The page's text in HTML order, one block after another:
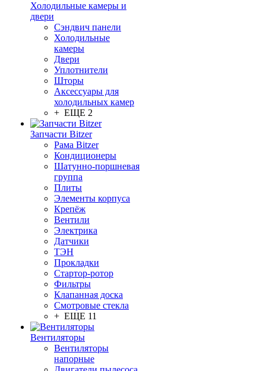
Холодильные камеры и
двери
Сэндвич панели
Холодильные
камеры
Двери
Уплотнители
Шторы
Аксессуары для
холодильных камер
+ ЕЩЕ 2
Запчасти Bitzer
Рама Bitzer
Кондиционеры
Шатунно-поршневая
группа
Плиты
Элементы корпуса
Крепёж
Вентили
Электрика
Датчики
ТЭН
Прокладки
Стартор-ротор
Фильтры
Клапанная доска
Смотровые стекла
+ ЕЩЕ 11
Вентиляторы
Вентиляторы
напорные